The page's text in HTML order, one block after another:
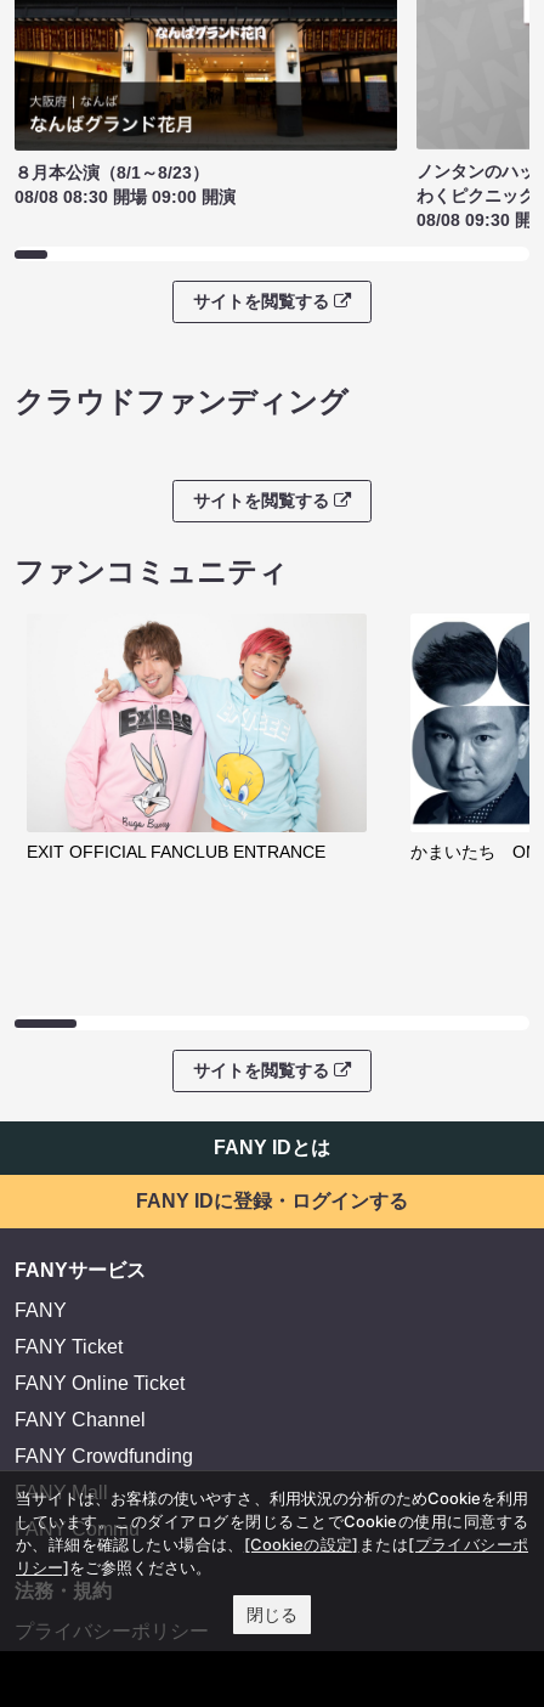
８月本公演（8/1～8/23）
08/08 08:30 開場 09:00 開演
ノンタンのハッ
わくピクニック
08/08 09:30 開
サイトを閲覧する
クラウドファンディング
サイトを閲覧する
ファンコミュニティ
EXIT OFFICIAL FANCLUB ENTRANCE かまいたち
サイトを閲覧する
FANY IDとは
FANY IDに登録・ログインする
FANYサービス
FANY
FANY Ticket
FANY Online Ticket
FANY Channel
FANY Crowdfunding
FANY Mall
FANY Commu
法務・規約
プライバシーポリシー
当サイトは、お客様の使いやすさ、利用状況の分析のためCookieを利用
しています。このダイアログを閉じることでCookieの使用に同意する
か、詳細を確認したい場合は、 [Cookieの設定] または[プライバシーポ
リシー]をご参照ください。
閉じる